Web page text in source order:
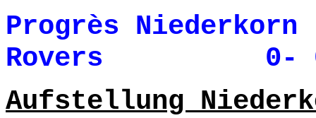
Progrès Niederkorn
Rovers 0- 0
Aufstellung